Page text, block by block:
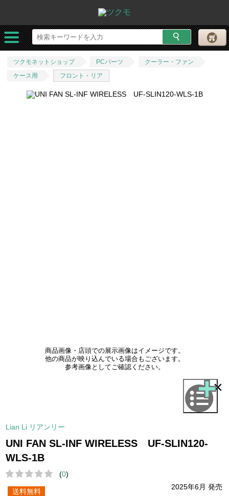
ツクモネットショップ PCパーツ
クーラー・ファン
ケース用
フロント・リア
商品画像・店頭での展示画像はイメージです。
他の商品が映り込んでいる場合もございます。
参考画像としてご確認ください。
×
Lian Li リアンリー
UNI FAN SL-INF WIRELESS UF-SLIN120-
WLS-1B
(0)
2025年6月 発売
送料無料